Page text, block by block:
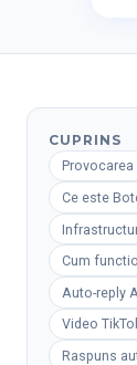
CUPRINS
Provocarea
Ce este
Cum
Auto-reply
Video
Raspuns